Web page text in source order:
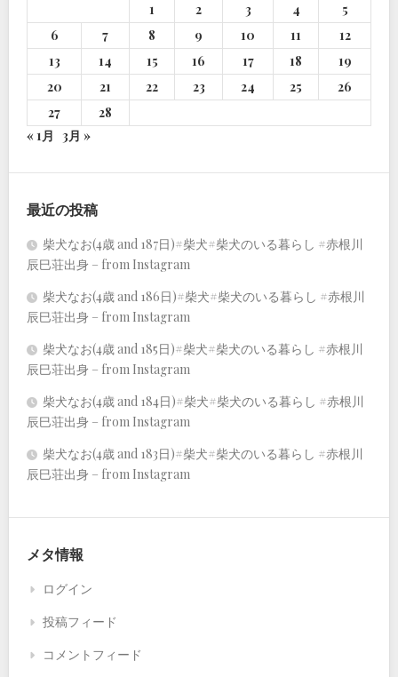
1
2 3 4
5
6
7 8 9 10 11
12
13
14 15 16 17 18
19
20
21 22 23 24 25
26
27
28
« 1月
3月 »
最近の投稿
柴犬なお(4歳 and 187日)#柴犬#柴犬のいる暮らし #赤根川
辰巳荘出身 – from Instagram
柴犬なお(4歳 and 186日)#柴犬#柴犬のいる暮らし #赤根川
辰巳荘出身 – from Instagram
柴犬なお(4歳 and 185日)#柴犬#柴犬のいる暮らし #赤根川
辰巳荘出身 – from Instagram
柴犬なお(4歳 and 184日)#柴犬#柴犬のいる暮らし #赤根川
辰巳荘出身 – from Instagram
柴犬なお(4歳 and 183日)#柴犬#柴犬のいる暮らし #赤根川
辰巳荘出身 – from Instagram
メタ情報
ログイン
投稿フィード
コメントフィード